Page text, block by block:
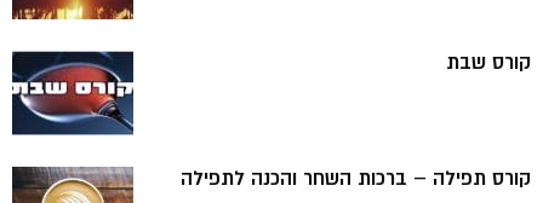
קורס שבת
קורס תפילה – ברכות השחר והכנה לתפילה